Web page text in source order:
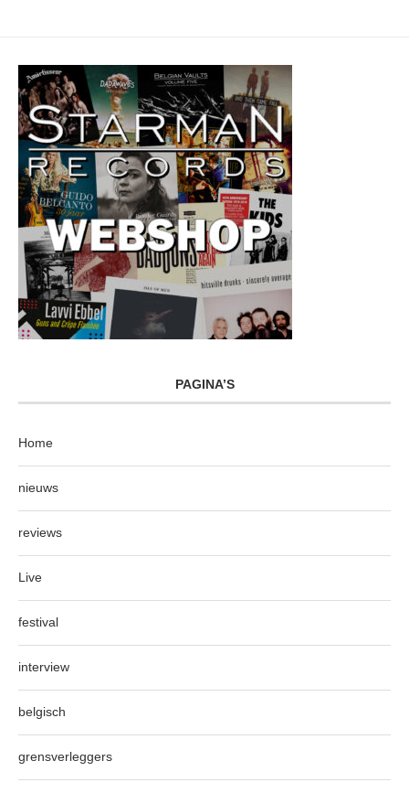
PAGINA’S
Home
nieuws
reviews
Live
festival
interview
belgisch
grensverleggers